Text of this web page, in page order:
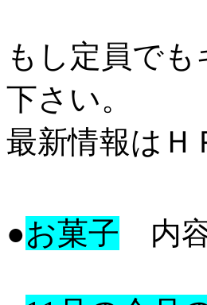
もし定員で
下さい。
最新情報はＨ
●お菓子 内